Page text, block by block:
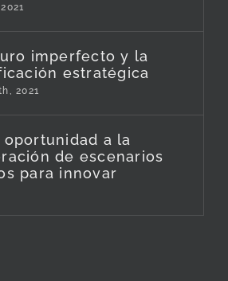
imperfecto y la
estratégica
2021
oportunidad a la
de escenarios
para innovar